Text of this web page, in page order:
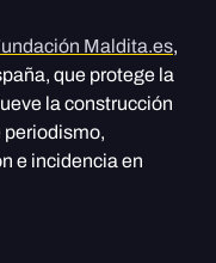
Maldita.es,
que protege la
la construcción
periodismo,
e incidencia en